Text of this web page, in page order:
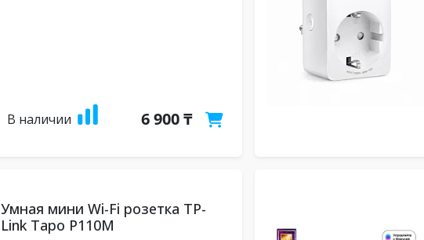
В наличии 6 900 ₸
Умная мини Wi-Fi розетка TP-
Link Tapo P110M